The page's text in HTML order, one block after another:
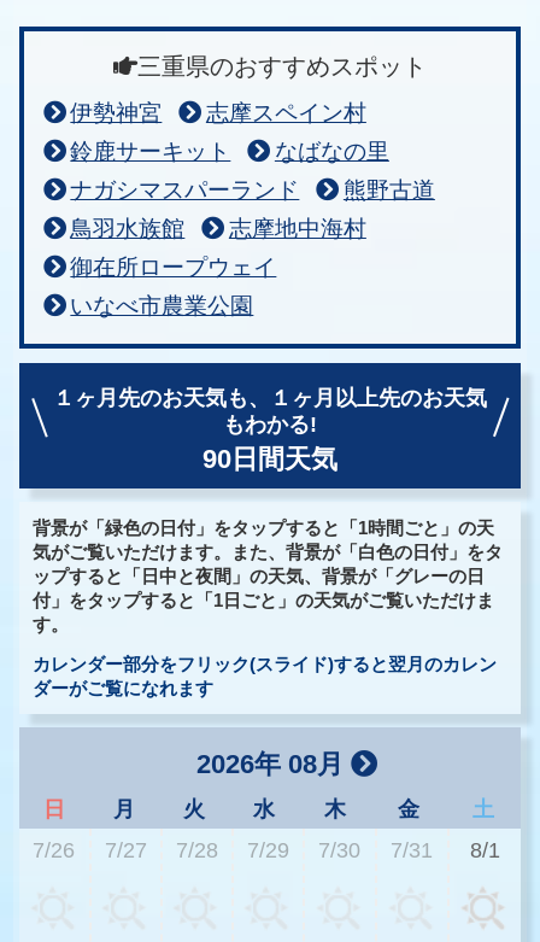
三重県のおすすめスポット
伊勢神宮
志摩スペイン村
鈴鹿サーキット
なばなの里
ナガシマスパーランド
熊野古道
鳥羽水族館
志摩地中海村
御在所ロープウェイ
いなべ市農業公園
１ヶ月先のお天気も、
１ヶ月以上先のお天気
もわかる!
90日間天気
背景が「緑色の日付」をタップすると「1時間ごと」の天
気がご覧いただけます。また、背景が「白色の日付」をタ
ップすると「日中と夜間」の天気、背景が「グレーの日
付」をタップすると「1日ごと」の天気がご覧いただけま
す。
カレンダー部分をフリック(スライド)すると翌月のカレン
ダーがご覧になれます
2026年 08月
日 月 火 水 木 金
土
7/26
7/27 7/28 7/29 7/30 7/31 8/1